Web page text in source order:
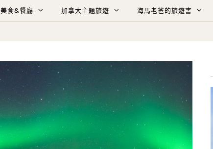
美食&餐廳 加拿大主題旅遊 海馬老爸的旅遊書